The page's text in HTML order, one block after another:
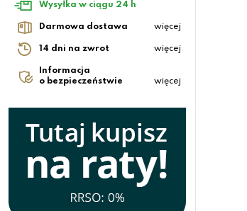
Wysyłka w ciągu 24 h
Darmowa dostawa więcej
14 dni na zwrot więcej
Informacja
o bezpieczeństwie
więcej